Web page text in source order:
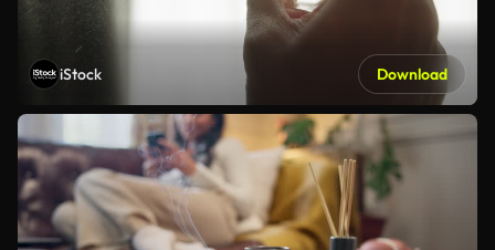
iStock Download